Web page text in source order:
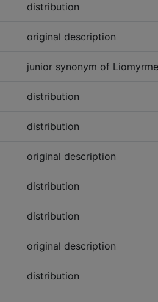
distribution
original description
junior synonym of
distribution
distribution
original description
distribution
distribution
original description
distribution